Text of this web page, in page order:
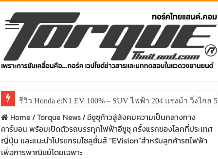
รีวิว Honda e:N1 EV 100% – SUV ไฟฟ้า 204 แรงม้า วิ่งไกล
Home/Torque News/อีซูซุก้าวสู่สังคมความเป็นกลางทาง
คาร์บอน พร้อมเปิดตัวรถบรรทุกไฟฟ้าอีซูซุ ครั้งแรกของโลกที่ประเทศ
ญี่ปุ่น และแนะนำโปรแกรมโซลูชั่นส์ “EVision”สำหรับลูกค้ารถไฟฟ้า
เพื่อการพาณิชย์โดยเฉพาะ